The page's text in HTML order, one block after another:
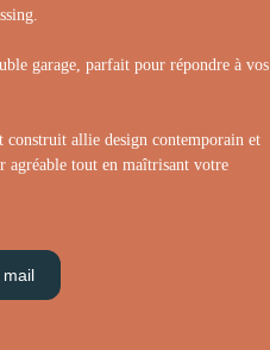
garage, parfait pour répondre à vos
construit allie design contemporain et
agréable tout en maîtrisant votre
mail